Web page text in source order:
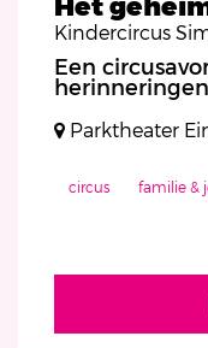
Kindercircus
Een
herinneringen
Parktheater
circus familie &